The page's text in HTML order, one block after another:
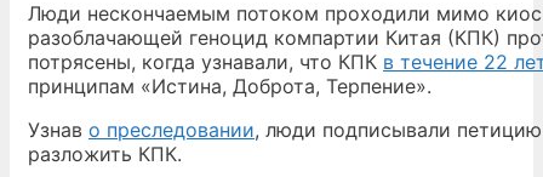
Люди нескончаемым потоком проходили мимо
разоблачающей геноцид компартии Китая (КПК)
потрясены, когда узнавали, что КПК в течение 22
принципам «Истина, Доброта, Терпение».
Узнав о преследовании, люди подписывали
разложить КПК.